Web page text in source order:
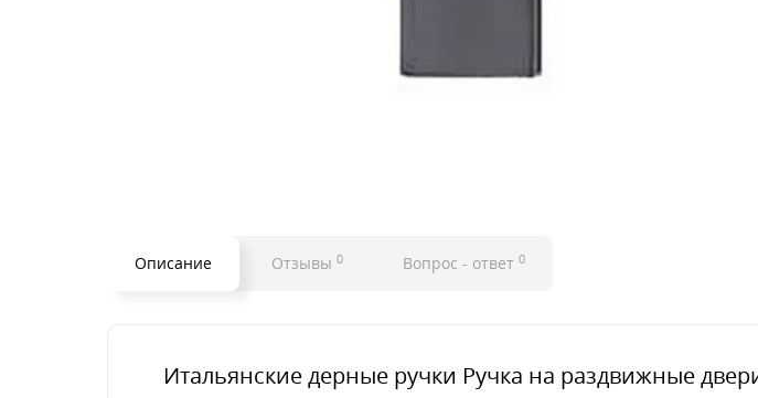
Описание Отзывы 0 Вопрос - ответ 0
Итальянские дерные ручки Ручка на раздвижные